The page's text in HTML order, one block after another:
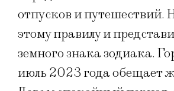
отпусков и путешествий.
этому правилу и
земного знака зодиака.
июль 2023 года обещает